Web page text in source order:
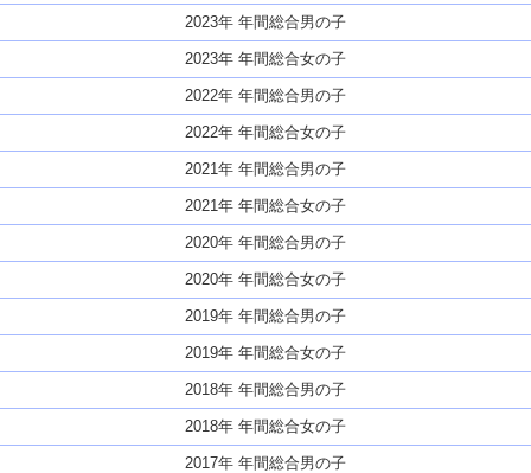
2023年 年間総合男の子
2023年 年間総合女の子
2022年 年間総合男の子
2022年 年間総合女の子
2021年 年間総合男の子
2021年 年間総合女の子
2020年 年間総合男の子
2020年 年間総合女の子
2019年 年間総合男の子
2019年 年間総合女の子
2018年 年間総合男の子
2018年 年間総合女の子
2017年 年間総合男の子